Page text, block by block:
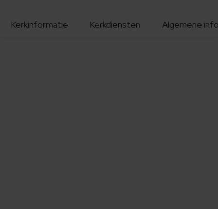
Kerkinformatie Kerkdiensten Algemene